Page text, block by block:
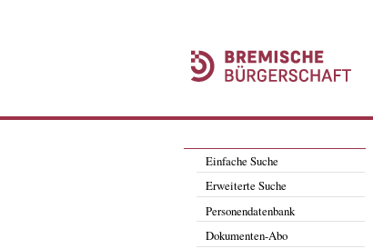
Einfache Suche
Erweiterte Suche
Personendatenbank
Dokumenten-Abo